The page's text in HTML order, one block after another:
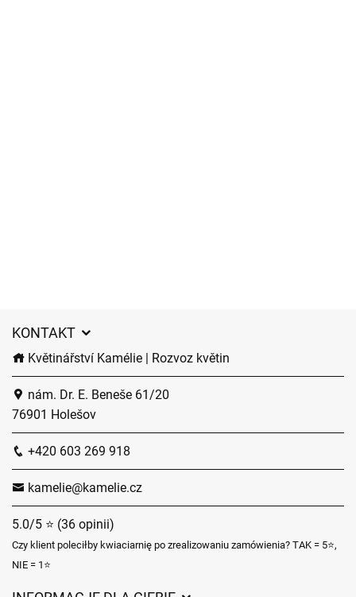
KONTAKT
Květinářství Kamélie | Rozvoz květin
nám. Dr. E. Beneše 61/20
76901 Holešov
+420 603 269 918
kamelie@kamelie.cz
5.0/5 ⭐ (36 opinii)
Czy klient poleciłby kwiaciarnię po zrealizowaniu zamówienia? TAK = 5⭐,
NIE = 1⭐